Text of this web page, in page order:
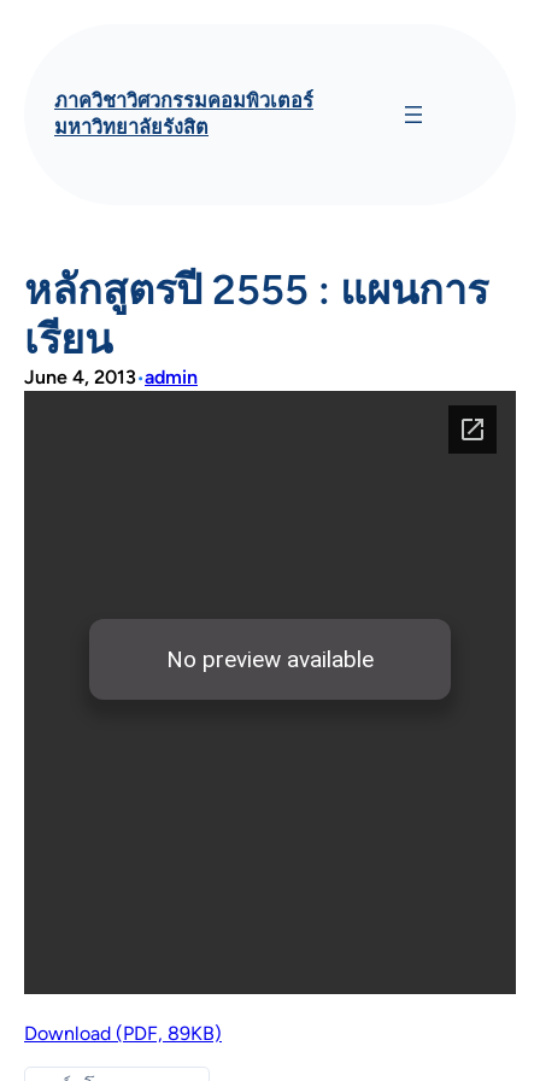
ภาควิชาวิศวกรรมคอมพิวเตอร์
มหาวิทยาลัยรังสิต
หลักสูตรปี 2555 : แผนการ
เรียน
June 4, 2013•admin
Download (PDF, 89KB)